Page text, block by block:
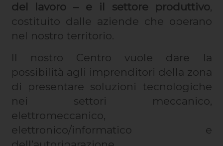
del lavoro – e il settore produttivo,
costituito dalle aziende che operano
nel nostro territorio.
Il nostro Centro vuole dare la
possibilità agli imprenditori della zona
di presentare soluzioni tecnologiche
nei settori meccanico,
elettromeccanico,
elettronico/informatico e